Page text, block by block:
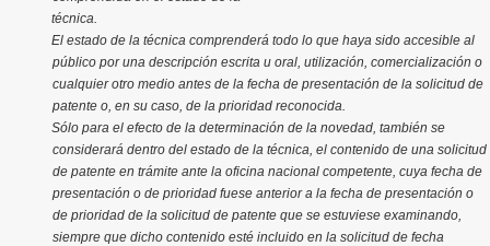
técnica.
El estado de la técnica comprenderá todo lo que haya sido accesible al
público por una descripción escrita u oral, utilización, comercialización o
cualquier otro medio antes de la fecha de presentación de la solicitud de
patente o, en su caso, de la prioridad reconocida.
Sólo para el efecto de la determinación de la novedad, también se
considerará dentro del estado de la técnica, el contenido de una solicitud
de patente en trámite ante la oficina nacional competente, cuya fecha de
presentación o de prioridad fuese anterior a la fecha de presentación o
de prioridad de la solicitud de patente que se estuviese examinando,
siempre que dicho contenido esté incluido en la solicitud de fecha